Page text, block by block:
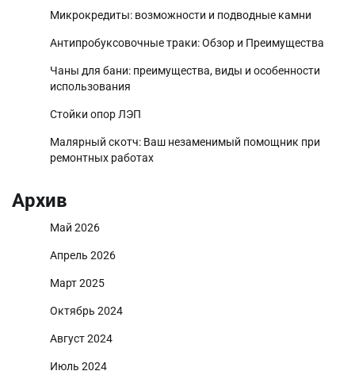
Микрокредиты: возможности и подводные камни
Антипробуксовочные траки: Обзор и Преимущества
Чаны для бани: преимущества, виды и особенности
использования
Стойки опор ЛЭП
Малярный скотч: Ваш незаменимый помощник при
ремонтных работах
Архив
Май 2026
Апрель 2026
Март 2025
Октябрь 2024
Август 2024
Июль 2024